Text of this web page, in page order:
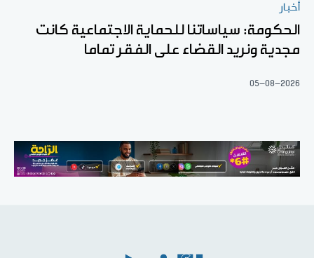
أخبار
الحكومة: سياساتنا للحماية الاجتماعية كانت
مجدية ونريد القضاء على الفقر تماما
05-08-2026